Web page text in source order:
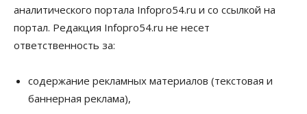
аналитического портала Infopro54.ru и со ссылкой на
портал. Редакция Infopro54.ru не несет
ответственность за:
содержание рекламных материалов (текстовая и
баннерная реклама),